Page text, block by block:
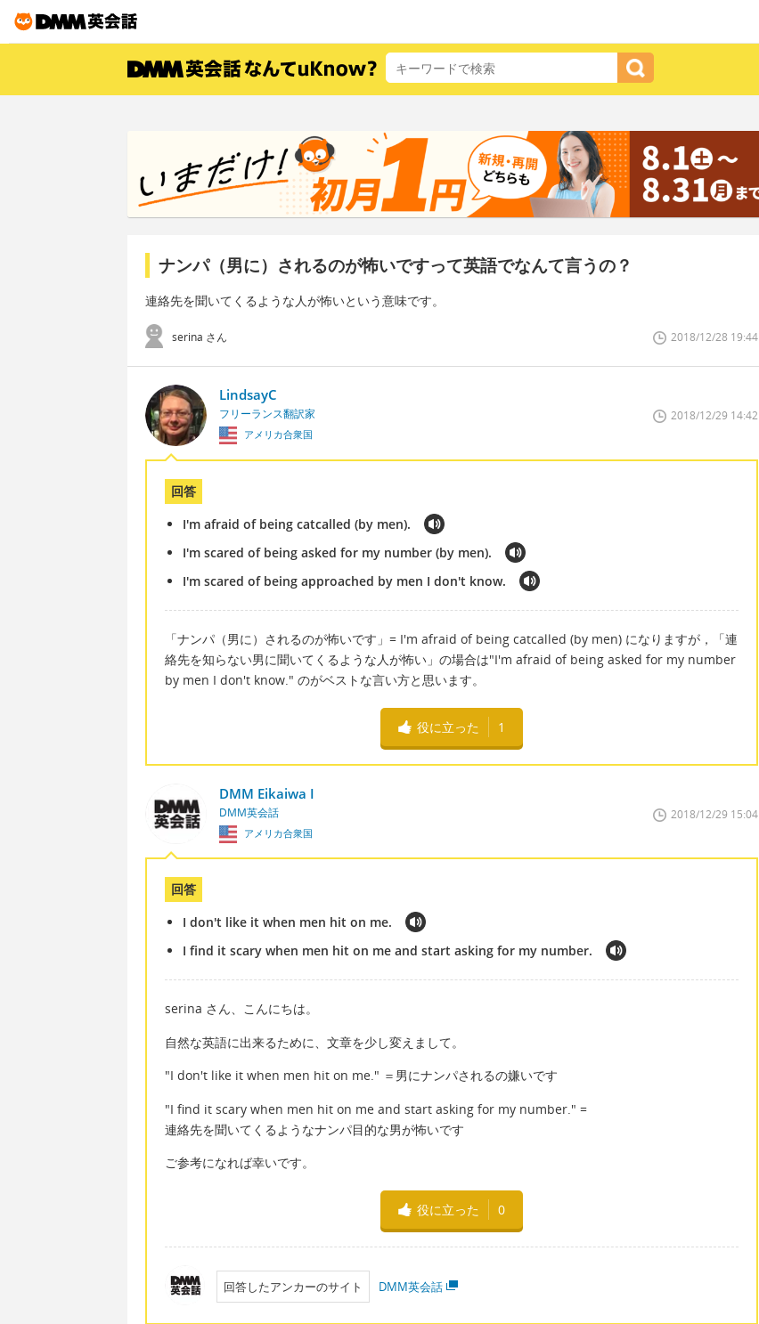
ナンパ（男に）されるのが怖いですって英語でなんて言うの？
連絡先を聞いてくるような人が怖いという意味です。
serina さん 2018/12/28 19:44
LindsayC
フリーランス翻訳家
アメリカ合衆国
2018/12/29 14:42
回答
I'm afraid of being catcalled (by men).
I'm scared of being asked for my number (by men).
I'm scared of being approached by men I don't know.
「ナンパ（男に）されるのが怖いです」= I'm afraid of being catcalled (by men) になりますが，「連
絡先を知らない男に聞いてくるような人が怖い」の場合は"I'm afraid of being asked for my number
by men I don't know." のがベストな言い方と思います。
役に立った 1
DMM Eikaiwa I
DMM英会話
アメリカ合衆国
2018/12/29 15:04
回答
I don't like it when men hit on me.
I find it scary when men hit on me and start asking for my number.
serina さん、こんにちは。
自然な英語に出来るために、文章を少し変えまして。
"I don't like it when men hit on me." ＝男にナンパされるの嫌いです
"I find it scary when men hit on me and start asking for my number." =
連絡先を聞いてくるようなナンパ目的な男が怖いです
ご参考になれば幸いです。
役に立った 0
回答したアンカーのサイト DMM英会話